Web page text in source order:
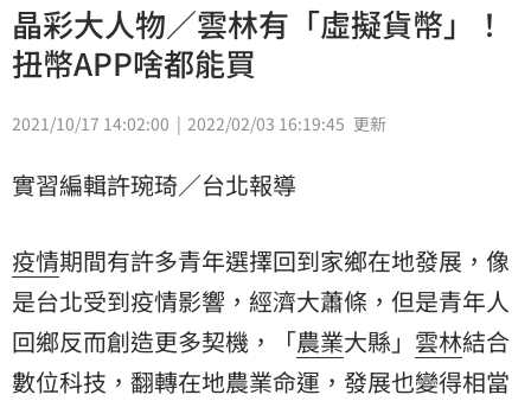
晶彩大人物／雲林有「虛擬貨幣」！
扭幣APP啥都能買
2021/10/17 14:02:00 2022/02/03 16:19:45 更新
實習編輯許琬琦／台北報導
疫情期間有許多青年選擇回到家鄉在地發展，像
是台北受到疫情影響，經濟大蕭條，但是青年人
回鄉反而創造更多契機，「農業大縣」 雲林結合
數位科技，翻轉在地農業命運，發展也變得相當